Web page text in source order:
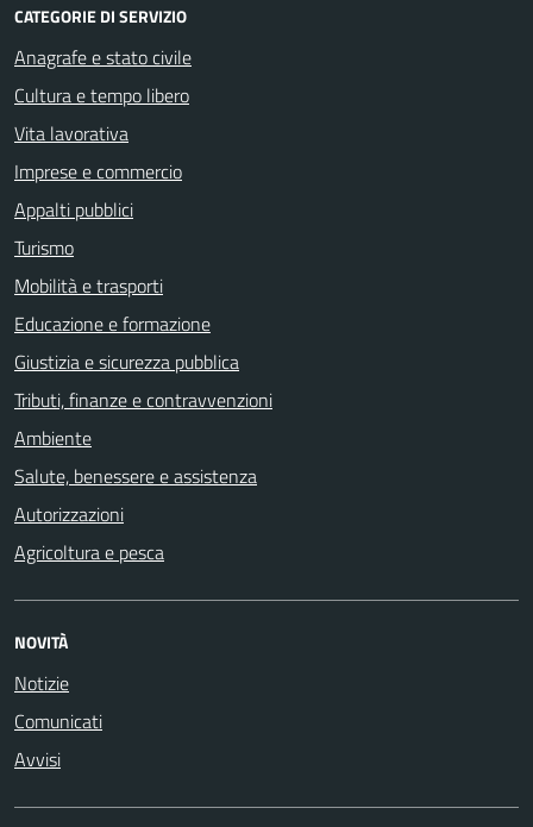
CATEGORIE DI SERVIZIO
Anagrafe e stato civile
Cultura e tempo libero
Vita lavorativa
Imprese e commercio
Appalti pubblici
Turismo
Mobilità e trasporti
Educazione e formazione
Giustizia e sicurezza pubblica
Tributi, finanze e contravvenzioni
Ambiente
Salute, benessere e assistenza
Autorizzazioni
Agricoltura e pesca
NOVITÀ
Notizie
Comunicati
Avvisi